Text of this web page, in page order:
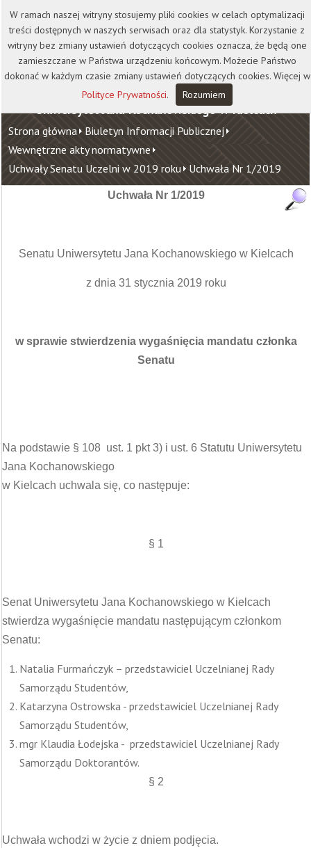
Kontakt Biblioteka
Wydawnictwo
Wirtualna Uczelnia
Uniwersytet Jana Kochanowskiego w Kielcach
Strona główna Biuletyn Informacji Publicznej
Wewnętrzne akty normatywne
Uchwały Senatu Uczelni w 2019 roku Uchwała Nr 1/2019
Uchwała Nr 1/2019
Senatu Uniwersytetu Jana Kochanowskiego w Kielcach
z dnia 31 stycznia 2019 roku
w sprawie stwierdzenia wygaśnięcia mandatu członka
Senatu
Na podstawie § 108 ust. 1 pkt 3) i ust. 6 Statutu Uniwersytetu
Jana Kochanowskiego
w Kielcach uchwala się, co następuje:
§ 1
Senat Uniwersytetu Jana Kochanowskiego w Kielcach
stwierdza wygaśnięcie mandatu następującym członkom
Senatu:
Natalia Furmańczyk – przedstawiciel Uczelnianej Rady
Samorządu Studentów,
Katarzyna Ostrowska - przedstawiciel Uczelnianej Rady
Samorządu Studentów,
mgr Klaudia Łodejska - przedstawiciel Uczelnianej Rady
Samorządu Doktorantów.
§ 2
Uchwała wchodzi w życie z dniem podjęcia.
W ramach naszej witryny stosujemy pliki cookies w celach optymalizacji
treści dostępnych w naszych serwisach oraz dla statystyk. Korzystanie z
witryny bez zmiany ustawień dotyczących cookies oznacza, że będą one
zamieszczane w Państwa urządzeniu końcowym. Możecie Państwo
dokonać w każdym czasie zmiany ustawień dotyczących cookies. Więcej w
Polityce Prywatności. Rozumiem